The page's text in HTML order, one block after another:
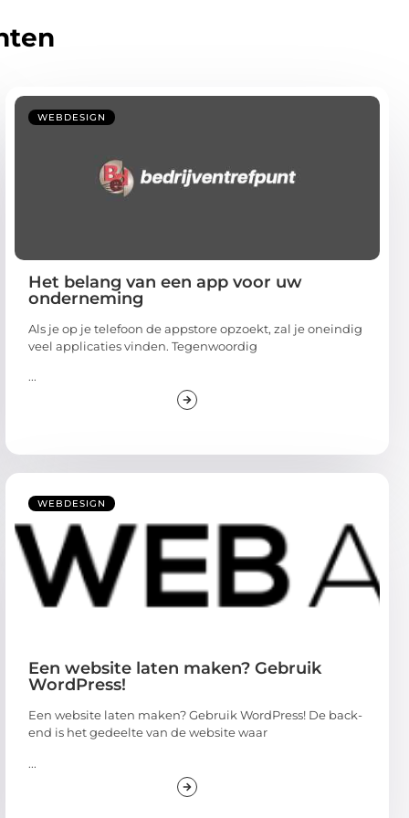
WEBDESIGN
Het belang van een app voor uw
onderneming
Als je op je telefoon de appstore opzoekt, zal je oneindig
veel applicaties vinden. Tegenwoordig
...
WEBDESIGN
Een website laten maken? Gebruik
WordPress!
Een website laten maken? Gebruik WordPress! De back-
end is het gedeelte van de website waar
...